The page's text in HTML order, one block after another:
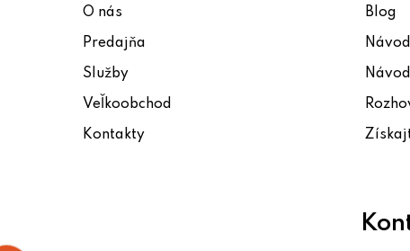
O nás
Predajňa
Služby
Veľkoobchod
Kontakty
Blog